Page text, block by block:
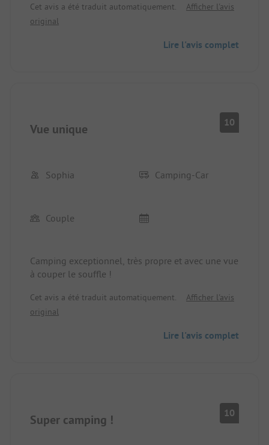
randonnée et c'était tout simplement de
merveilleuses vacances.
Cet avis a été traduit automatiquement.
Afficher l'avis
original
Lire l'avis complet
Vue unique 10
Sophia Camping-Car
Couple
Camping exceptionnel, très propre et avec une vue
à couper le souffle !
Cet avis a été traduit automatiquement.
Afficher l'avis
original
Lire l'avis complet
Super camping ! 10